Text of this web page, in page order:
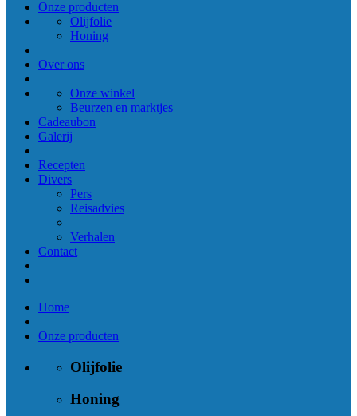
Onze producten
Olijfolie
Honing
Over ons
Onze winkel
Beurzen en marktjes
Cadeaubon
Galerij
Recepten
Divers
Pers
Reisadvies
Verhalen
Contact
Home
Onze producten
Olijfolie
Honing